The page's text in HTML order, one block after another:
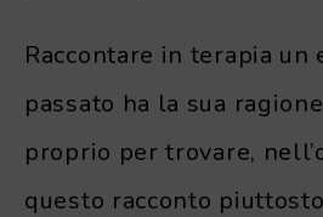
Raccontare in terapia un
passato ha la sua
proprio per trovare,
questo racconto